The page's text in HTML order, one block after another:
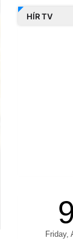
HÍR TV